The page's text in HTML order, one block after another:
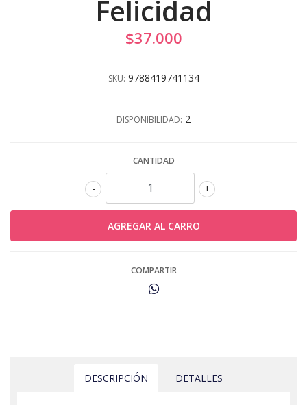
Felicidad
$37.000
SKU: 9788419741134
DISPONIBILIDAD: 2
CANTIDAD
+
-
COMPARTIR
DESCRIPCIÓN DETALLES